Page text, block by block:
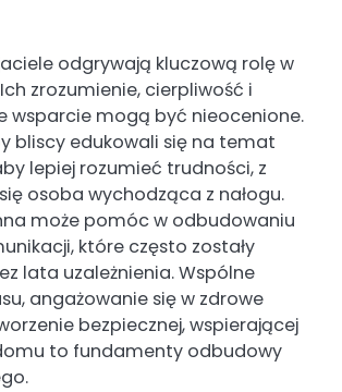
odgrywają kluczową rolę w
zrozumienie, cierpliwość i
wsparcie mogą być nieocenione.
bliscy edukowali się na temat
lepiej rozumieć trudności, z
osoba wychodząca z nałogu.
może pomóc w odbudowaniu
które często zostały
lata uzależnienia. Wspólne
angażowanie się w zdrowe
bezpiecznej, wspierającej
to fundamenty odbudowy